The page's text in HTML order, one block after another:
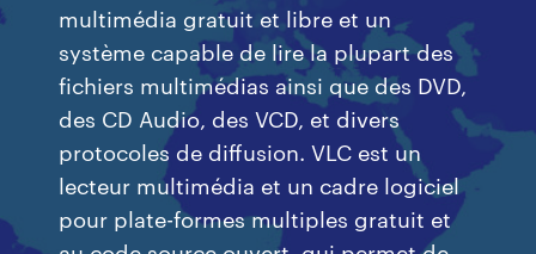
multimédia gratuit et libre et un
système capable de lire la plupart des
fichiers multimédias ainsi que des DVD,
des CD Audio, des VCD, et divers
protocoles de diffusion. VLC est un
lecteur multimédia et un cadre logiciel
pour plate-formes multiples gratuit et